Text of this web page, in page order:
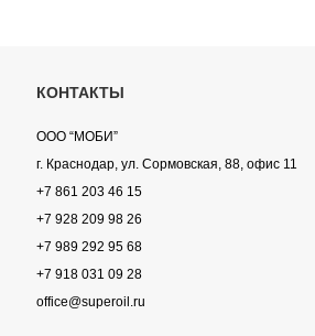
КОНТАКТЫ
ООО “МОБИ”
г. Краснодар, ул. Сормовская, 88, офис 11
+7 861 203 46 15
+7 928 209 98 26
+7 989 292 95 68
+7 918 031 09 28
office@superoil.ru